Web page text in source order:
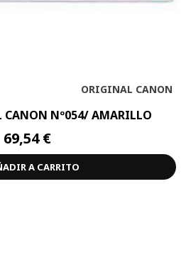
ORIGINAL CANON
CANON Nº054/ AMARILLO
69,54 €
A CARRITO